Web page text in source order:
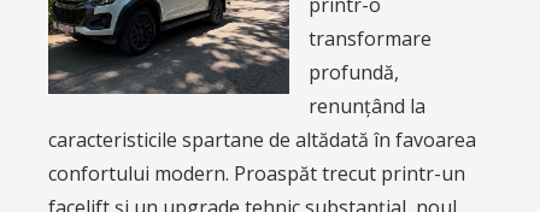
printr-o
transformare
profundă,
renunțând la
caracteristicile spartane de altădată în favoarea
confortului modern. Proaspăt trecut printr-un